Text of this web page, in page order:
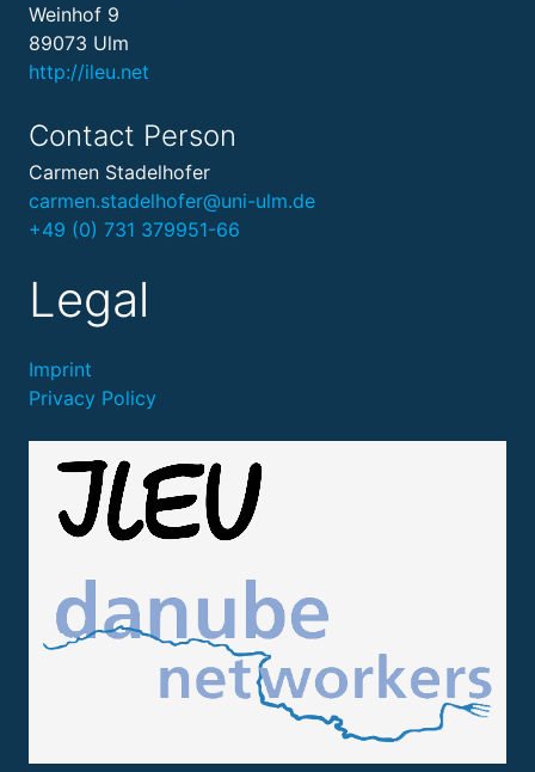
Weinhof 9
89073 Ulm
http://ileu.net
Contact Person
Carmen Stadelhofer
carmen.stadelhofer@uni-ulm.de
+49 (0) 731 379951-66
Legal
Imprint
Privacy Policy